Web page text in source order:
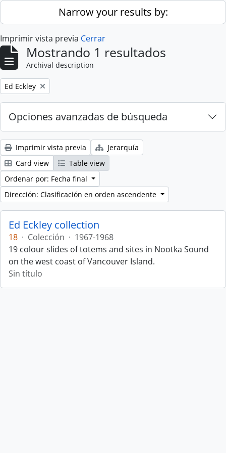
Skip to main contentNarrow your results by:
Imprimir vista previa Cerrar
Mostrando 1 resultados
Archival description
Remove filter:
Ed Eckley
Opciones avanzadas de búsqueda
Imprimir vista previa
Jerarquía
Card view
Table view
Ordenar por: Fecha final
Dirección: Clasificación en orden ascendente
Ed Eckley collection
18 · Colección · 1967-1968
19 colour slides of totems and sites in Nootka Sound
on the west coast of Vancouver Island.
Sin título